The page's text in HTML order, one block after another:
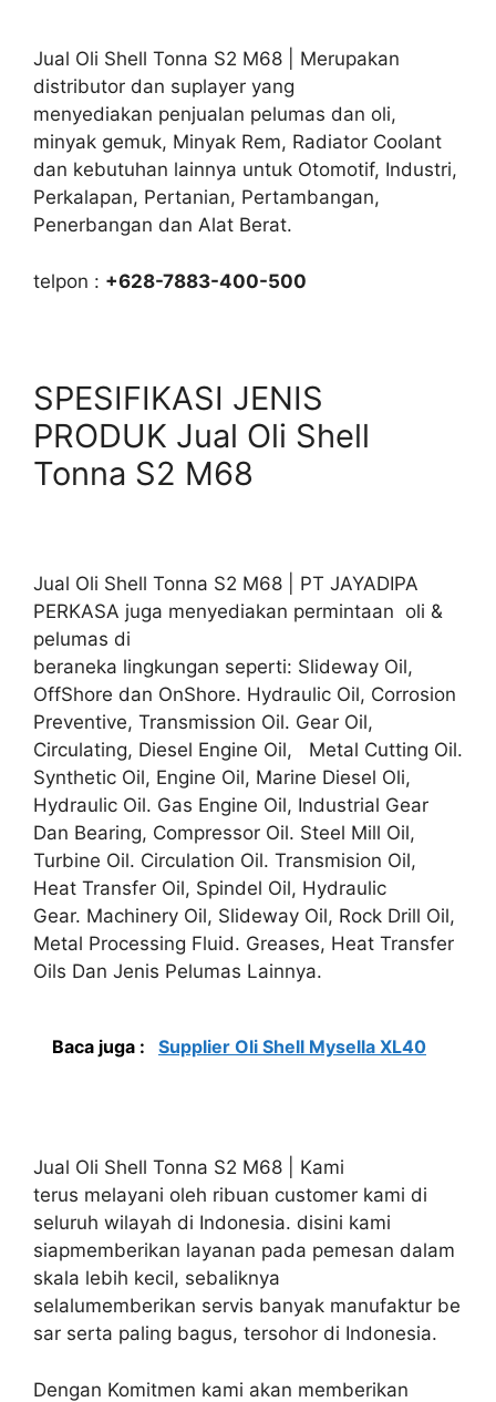
Jual Oli Shell Tonna S2 M68 | Merupakan
distributor dan suplayer yang
menyediakan penjualan pelumas dan oli,
minyak gemuk, Minyak Rem, Radiator Coolant
dan kebutuhan lainnya untuk Otomotif, Industri,
Perkalapan, Pertanian, Pertambangan,
Penerbangan dan Alat Berat.
telpon : +628-7883-400-500
SPESIFIKASI JENIS
PRODUK Jual Oli Shell
Tonna S2 M68
Jual Oli Shell Tonna S2 M68 | PT JAYADIPA
PERKASA juga menyediakan permintaan oli &
pelumas di
beraneka lingkungan seperti: Slideway Oil,
OffShore dan OnShore. Hydraulic Oil, Corrosion
Preventive, Transmission Oil. Gear Oil,
Circulating, Diesel Engine Oil, Metal Cutting Oil.
Synthetic Oil, Engine Oil, Marine Diesel Oli,
Hydraulic Oil. Gas Engine Oil, Industrial Gear
Dan Bearing, Compressor Oil. Steel Mill Oil,
Turbine Oil. Circulation Oil. Transmision Oil,
Heat Transfer Oil, Spindel Oil, Hydraulic
Gear. Machinery Oil, Slideway Oil, Rock Drill Oil,
Metal Processing Fluid. Greases, Heat Transfer
Oils Dan Jenis Pelumas Lainnya.
Baca juga : Supplier Oli Shell Mysella XL40
Jual Oli Shell Tonna S2 M68 | Kami
terus melayani oleh ribuan customer kami di
seluruh wilayah di Indonesia. disini kami
siapmemberikan layanan pada pemesan dalam
skala lebih kecil, sebaliknya
selalumemberikan servis banyak manufaktur be
sar serta paling bagus, tersohor di Indonesia.
Dengan Komitmen kami akan memberikan